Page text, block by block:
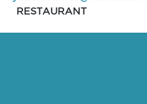
RESTAURANT